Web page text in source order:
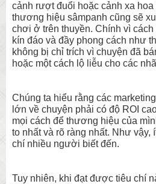
cảnh rượt đuổi hoặc cảnh xa hoa
thương hiệu sâmpanh cũng sẽ
chơi ở trên thuyền. Chính vì
kín đáo và đầy phong cách như
không bị chỉ trích vì chuyện đã
hoặc một cách lộ liễu cho các
Chúng ta hiểu rằng các
lớn về chuyện phải có độ ROI
mọi cách để thương hiệu của
to nhất và rõ ràng nhất. Như vậy,
chí nhiều người biết đến.
Tuy nhiên, khi đạt được tiêu chí